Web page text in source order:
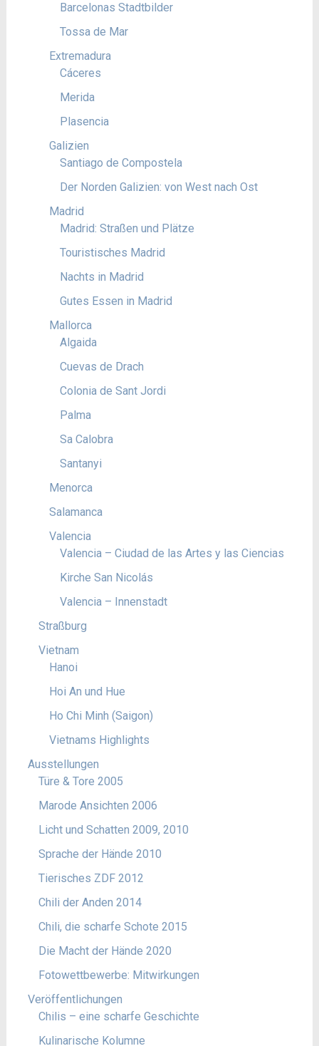
Barcelonas Stadtbilder
Tossa de Mar
Extremadura
Cáceres
Merida
Plasencia
Galizien
Santiago de Compostela
Der Norden Galizien: von West nach Ost
Madrid
Madrid: Straßen und Plätze
Touristisches Madrid
Nachts in Madrid
Gutes Essen in Madrid
Mallorca
Algaida
Cuevas de Drach
Colonia de Sant Jordi
Palma
Sa Calobra
Santanyi
Menorca
Salamanca
Valencia
Valencia – Ciudad de las Artes y las Ciencias
Kirche San Nicolás
Valencia – Innenstadt
Straßburg
Vietnam
Hanoi
Hoi An und Hue
Ho Chi Minh (Saigon)
Vietnams Highlights
Ausstellungen
Türe & Tore 2005
Marode Ansichten 2006
Licht und Schatten 2009, 2010
Sprache der Hände 2010
Tierisches ZDF 2012
Chili der Anden 2014
Chili, die scharfe Schote 2015
Die Macht der Hände 2020
Fotowettbewerbe: Mitwirkungen
Veröffentlichungen
Chilis – eine scharfe Geschichte
Kulinarische Kolumne